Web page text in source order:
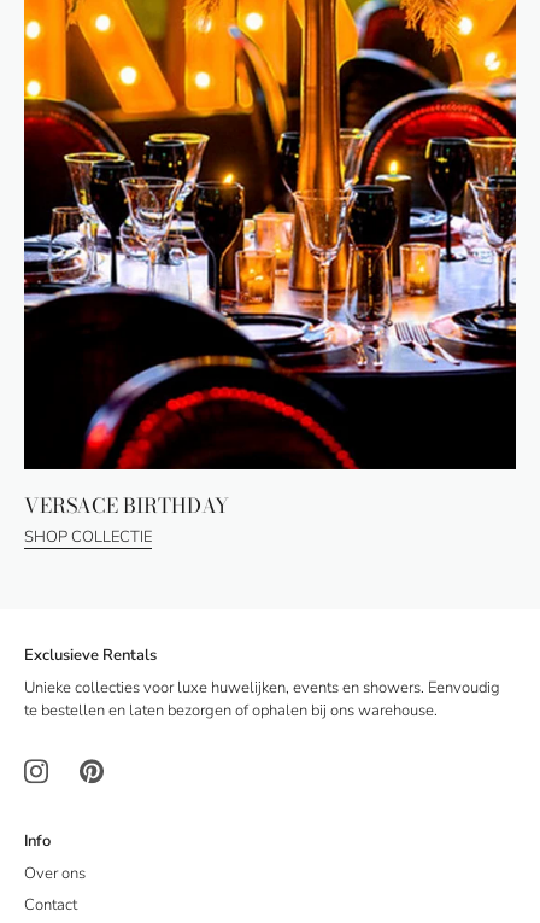
VERSACE BIRTHDAY
SHOP COLLECTIE
Exclusieve Rentals
Unieke collecties voor luxe huwelijken, events en showers. Eenvoudig
te bestellen en laten bezorgen of ophalen bij ons warehouse.
Info
Over ons
Contact